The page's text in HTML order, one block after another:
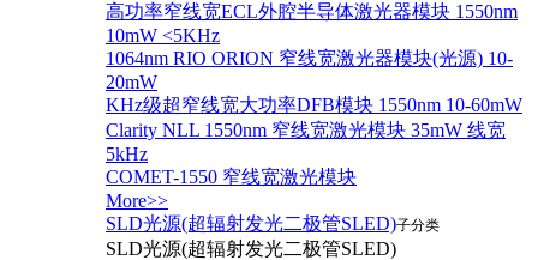
高功率窄线宽ECL外腔半导体激光器模块 1550nm
10mW <5KHz
1064nm RIO ORION 窄线宽激光器模块(光源) 10-
20mW
KHz级超窄线宽大功率DFB模块 1550nm 10-60mW
Clarity NLL 1550nm 窄线宽激光模块 35mW 线宽
5kHz
COMET-1550 窄线宽激光模块
More>>
SLD光源(超辐射发光二极管SLED)子分类
SLD光源(超辐射发光二极管SLED)